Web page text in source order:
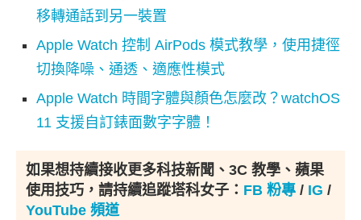
移轉通話到另一裝置
Apple Watch 控制 AirPods 模式教學，使用捷徑
切換降噪、通透、適應性模式
Apple Watch 時間字體與顏色怎麼改？watchOS
11 支援自訂錶面數字字體！
如果想持續接收更多科技新聞、3C 教學、蘋果
使用技巧，請持續追蹤塔科女子： FB 粉專 / IG /
YouTube 頻道